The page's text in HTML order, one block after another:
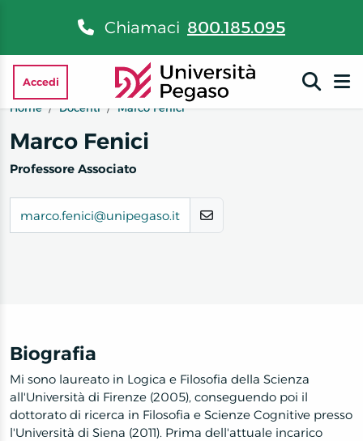
Chiamaci 800.185.095
Accedi
Home
Docenti Marco Fenici
Marco Fenici
Professore Associato
marco.fenici@unipegaso.it
Biografia
Mi sono laureato in Logica e Filosofia della Scienza
all'Università di Firenze (2005), conseguendo poi il
dottorato di ricerca in Filosofia e Scienze Cognitive presso
l'Università di Siena (2011). Prima dell'attuale incarico